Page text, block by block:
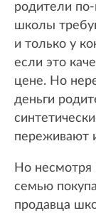
родители
школы
и только у
если это
цене. Но
деньги
переживают
Но несмотря
семью
продавца